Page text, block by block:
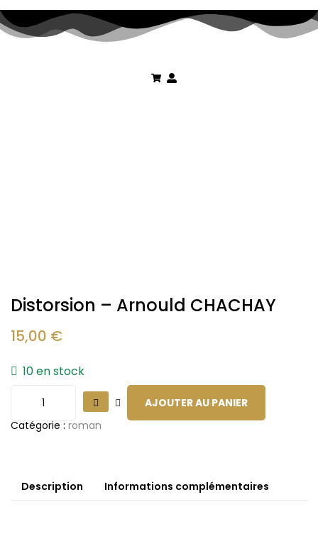
Distorsion – Arnould CHACHAY
15,00 €
10 en stock
AJOUTER AU PANIER
Catégorie : roman
Description Informations complémentaires